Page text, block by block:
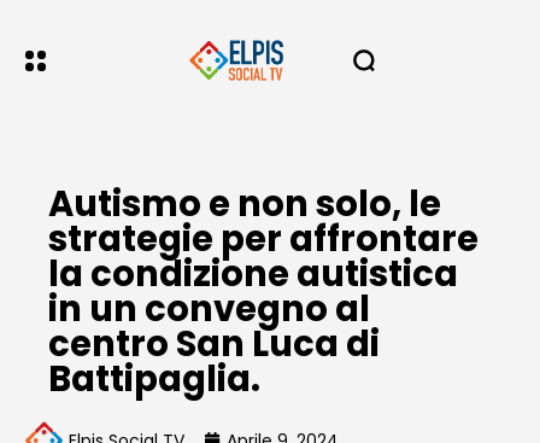
Autismo e non solo, le
strategie per affrontare
la condizione autistica
in un convegno al
centro San Luca di
Battipaglia.